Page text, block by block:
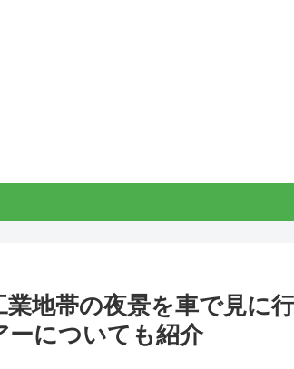
業地帯の夜景を車で見に
ーについても紹介